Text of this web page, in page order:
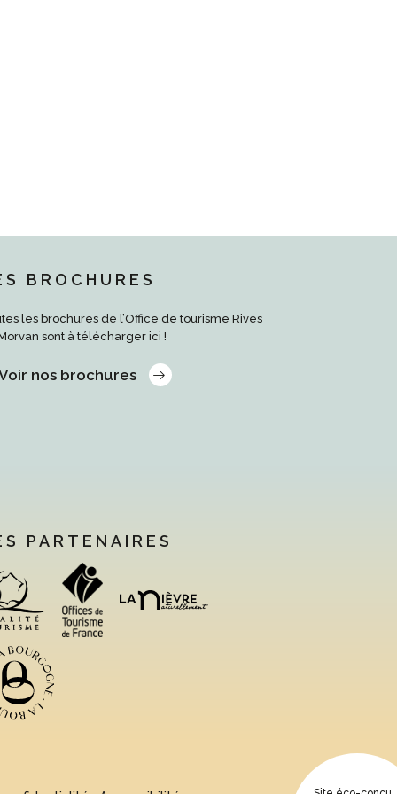
BROCHURES
les brochures de l’Office de tourisme Rives
sont à télécharger ici !
nos brochures
PARTENAIRES